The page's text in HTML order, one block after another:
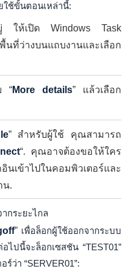
ใช้ขั้นตอนเหล่านี้:
ยู่ ให้เปิด Windows Task
ว่างบนแถบงานและเลือก
“More details” แล้วเลือก
” สำหรับผู้ใช้ คุณสามารถ
“. คุณอาจต้องขอให้ใคร
เข้าไปในคอมพิวเตอร์และ
น.
กระยะไกล
” เพื่อล็อกผู้ใช้ออกจากระบบ
ไปนี้จะล็อกเซสชัน “TEST01”
ว่า “SERVER01”: